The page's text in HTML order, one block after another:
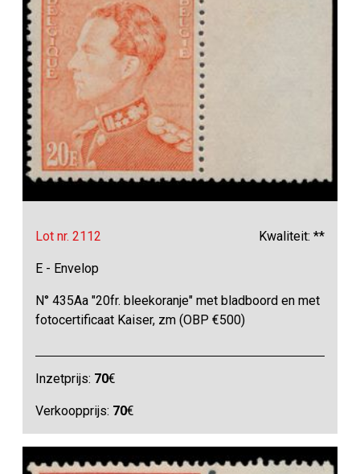
Lot nr. 2112 Kwaliteit: **
E - Envelop
N° 435Aa "20fr. bleekoranje" met bladboord en met
fotocertificaat Kaiser, zm (OBP €500)
Inzetprijs: 70€
Verkoopprijs: 70€